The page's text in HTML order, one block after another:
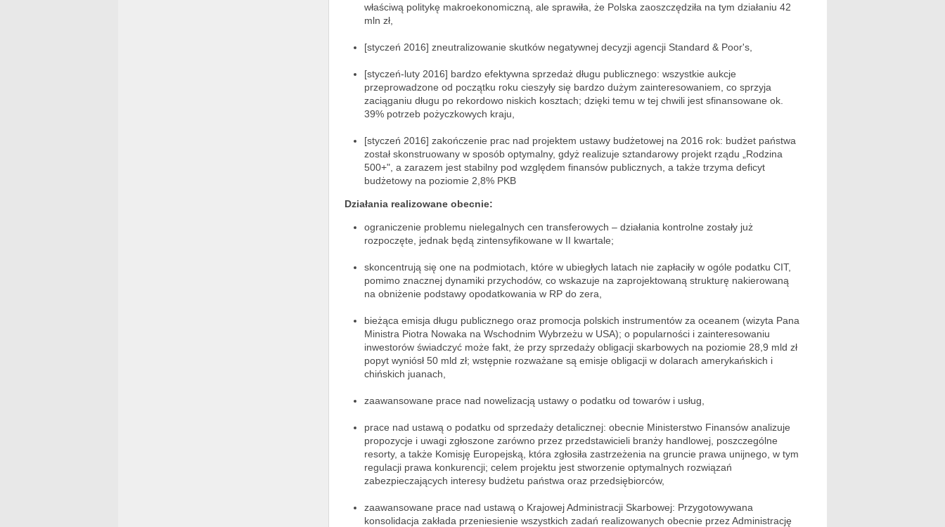
właściwą politykę makroekonomiczną, ale sprawiła, że Polska zaoszczędziła na tym działaniu 42
mln zł,
[styczeń 2016] zneutralizowanie skutków negatywnej decyzji agencji Standard & Poor's,
[styczeń-luty 2016] bardzo efektywna sprzedaż długu publicznego: wszystkie aukcje
przeprowadzone od początku roku cieszyły się bardzo dużym zainteresowaniem, co sprzyja
zaciąganiu długu po rekordowo niskich kosztach; dzięki temu w tej chwili jest sfinansowane ok.
39% potrzeb pożyczkowych kraju,
[styczeń 2016] zakończenie prac nad projektem ustawy budżetowej na 2016 rok: budżet państwa
został skonstruowany w sposób optymalny, gdyż realizuje sztandarowy projekt rządu „Rodzina
500+", a zarazem jest stabilny pod względem finansów publicznych, a także trzyma deficyt
budżetowy na poziomie 2,8% PKB
Działania realizowane obecnie:
ograniczenie problemu nielegalnych cen transferowych – działania kontrolne zostały już
rozpoczęte, jednak będą zintensyfikowane w II kwartale;
skoncentrują się one na podmiotach, które w ubiegłych latach nie zapłaciły w ogóle podatku CIT,
pomimo znacznej dynamiki przychodów, co wskazuje na zaprojektowaną strukturę nakierowaną
na obniżenie podstawy opodatkowania w RP do zera,
bieżąca emisja długu publicznego oraz promocja polskich instrumentów za oceanem (wizyta Pana
Ministra Piotra Nowaka na Wschodnim Wybrzeżu w USA); o popularności i zainteresowaniu
inwestorów świadczyć może fakt, że przy sprzedaży obligacji skarbowych na poziomie 28,9 mld zł
popyt wyniósł 50 mld zł; wstępnie rozważane są emisje obligacji w dolarach amerykańskich i
chińskich juanach,
zaawansowane prace nad nowelizacją ustawy o podatku od towarów i usług,
prace nad ustawą o podatku od sprzedaży detalicznej: obecnie Ministerstwo Finansów analizuje
propozycje i uwagi zgłoszone zarówno przez przedstawicieli branży handlowej, poszczególne
resorty, a także Komisję Europejską, która zgłosiła zastrzeżenia na gruncie prawa unijnego, w tym
regulacji prawa konkurencji; celem projektu jest stworzenie optymalnych rozwiązań
zabezpieczających interesy budżetu państwa oraz przedsiębiorców,
zaawansowane prace nad ustawą o Krajowej Administracji Skarbowej: Przygotowywana
konsolidacja zakłada przeniesienie wszystkich zadań realizowanych obecnie przez Administrację